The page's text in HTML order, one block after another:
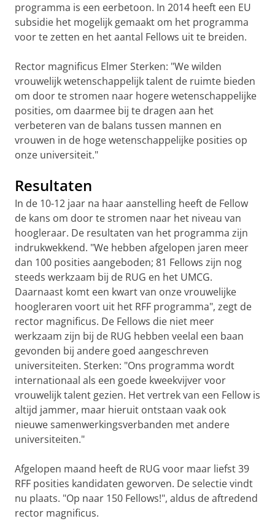
programma is een eerbetoon. In 2014 heeft een EU
subsidie het mogelijk gemaakt om het programma
voor te zetten en het aantal Fellows uit te breiden.
Rector magnificus Elmer Sterken: "We wilden
vrouwelijk wetenschappelijk talent de ruimte bieden
om door te stromen naar hogere wetenschappelijke
posities, om daarmee bij te dragen aan het
verbeteren van de balans tussen mannen en
vrouwen in de hoge wetenschappelijke posities op
onze universiteit."
Resultaten
In de 10-12 jaar na haar aanstelling heeft de Fellow
de kans om door te stromen naar het niveau van
hoogleraar. De resultaten van het programma zijn
indrukwekkend. "We hebben afgelopen jaren meer
dan 100 posities aangeboden; 81 Fellows zijn nog
steeds werkzaam bij de RUG en het UMCG.
Daarnaast komt een kwart van onze vrouwelijke
hoogleraren voort uit het RFF programma", zegt de
rector magnificus. De Fellows die niet meer
werkzaam zijn bij de RUG hebben veelal een baan
gevonden bij andere goed aangeschreven
universiteiten. Sterken: "Ons programma wordt
internationaal als een goede kweekvijver voor
vrouwelijk talent gezien. Het vertrek van een Fellow is
altijd jammer, maar hieruit ontstaan vaak ook
nieuwe samenwerkingsverbanden met andere
universiteiten."
Afgelopen maand heeft de RUG voor maar liefst 39
RFF posities kandidaten geworven. De selectie vindt
nu plaats. "Op naar 150 Fellows!", aldus de aftredend
rector magnificus.